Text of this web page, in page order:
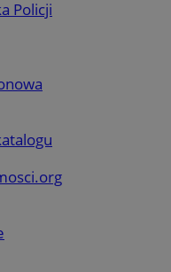
Policji